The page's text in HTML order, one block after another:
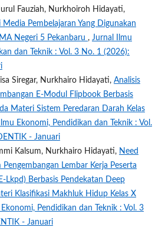
Fauziah, Nurkhoiroh Hidayati,
Media Pembelajaran Yang Digunakan
Negeri 5 Pekanbaru , Jurnal Ilmu
dan Teknik : Vol. 3 No. 1 (2026):
Siregar, Nurkhairo Hidayati, Analisis
E-Modul Flipbook Berbasis
Materi Sistem Peredaran Darah Kelas
Ekonomi, Pendidikan dan Teknik : Vol.
- Januari
Kalsum, Nurkhairo Hidayati, Need
Lembar Kerja Peserta
Lkpd) Berbasis Pendekatan Deep
Klasifikasi Makhluk Hidup Kelas X
Pendidikan dan Teknik : Vol. 3
- Januari